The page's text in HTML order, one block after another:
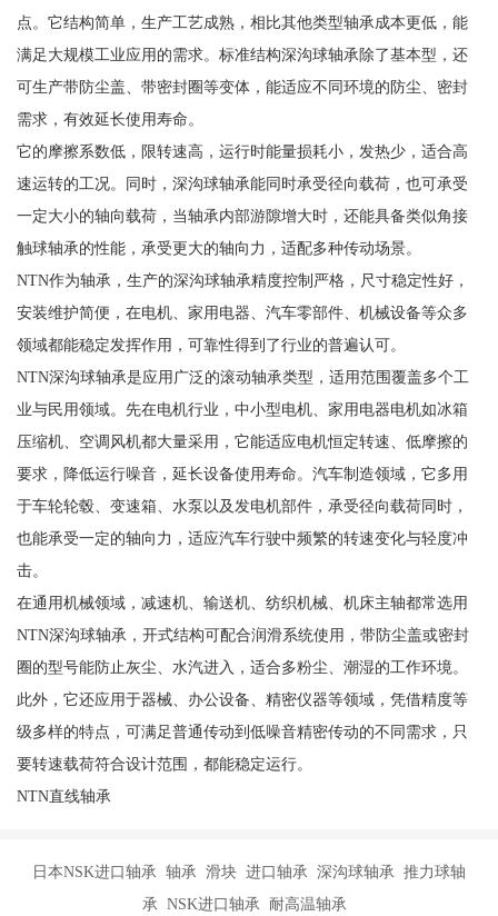
点。它结构简单，生产工艺成熟，相比其他类型轴承成本更低，能
满足大规模工业应用的需求。标准结构深沟球轴承除了基本型，还
可生产带防尘盖、带密封圈等变体，能适应不同环境的防尘、密封
需求，有效延长使用寿命。
它的摩擦系数低，限转速高，运行时能量损耗小，发热少，适合高
速运转的工况。同时，深沟球轴承能同时承受径向载荷，也可承受
一定大小的轴向载荷，当轴承内部游隙增大时，还能具备类似角接
触球轴承的性能，承受更大的轴向力，适配多种传动场景。
NTN作为轴承，生产的深沟球轴承精度控制严格，尺寸稳定性好，
安装维护简便，在电机、家用电器、汽车零部件、机械设备等众多
领域都能稳定发挥作用，可靠性得到了行业的普遍认可。
NTN深沟球轴承是应用广泛的滚动轴承类型，适用范围覆盖多个工
业与民用领域。先在电机行业，中小型电机、家用电器电机如冰箱
压缩机、空调风机都大量采用，它能适应电机恒定转速、低摩擦的
要求，降低运行噪音，延长设备使用寿命。汽车制造领域，它多用
于车轮轮毂、变速箱、水泵以及发电机部件，承受径向载荷同时，
也能承受一定的轴向力，适应汽车行驶中频繁的转速变化与轻度冲
击。
在通用机械领域，减速机、输送机、纺织机械、机床主轴都常选用
NTN深沟球轴承，开式结构可配合润滑系统使用，带防尘盖或密封
圈的型号能防止灰尘、水汽进入，适合多粉尘、潮湿的工作环境。
此外，它还应用于器械、办公设备、精密仪器等领域，凭借精度等
级多样的特点，可满足普通传动到低噪音精密传动的不同需求，只
要转速载荷符合设计范围，都能稳定运行。
NTN直线轴承
日本NSK进口轴承 轴承 滑块 进口轴承 深沟球轴承 推力球轴
承 NSK进口轴承 耐高温轴承